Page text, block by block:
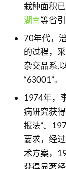
栽种面积
湖南等省
70年代，
的过程，
杂交品系,
“63001”。
1974年，
病研究获
报法”。
要求，经
术方案，
获得显著